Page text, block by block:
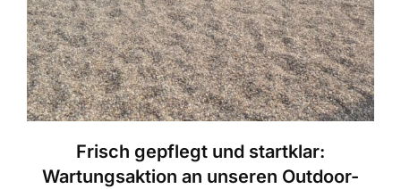
Frisch gepflegt und startklar:
Wartungsaktion an unseren Outdoor-